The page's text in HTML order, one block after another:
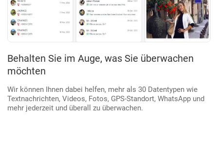
Behalten Sie im Auge, was Sie überwachen
möchten
Wir können Ihnen dabei helfen, mehr als 30 Datentypen wie
Textnachrichten, Videos, Fotos, GPS-Standort, WhatsApp und
mehr jederzeit und überall zu überwachen.